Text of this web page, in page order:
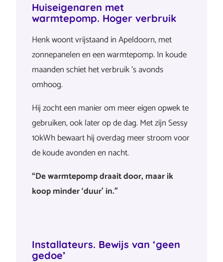
Huiseigenaren met
warmtepomp. Hoger verbruik
Henk woont vrijstaand in Apeldoorn, met
zonnepanelen en een warmtepomp. In koude
maanden schiet het verbruik ’s avonds
omhoog.
Hij zocht een manier om meer eigen opwek te
gebruiken, ook later op de dag. Met zijn Sessy
10kWh bewaart hij overdag meer stroom voor
de koude avonden en nacht.
“De warmtepomp draait door, maar ik
koop minder ‘duur’ in.”
Installateurs. Bewijs van ‘geen
gedoe’